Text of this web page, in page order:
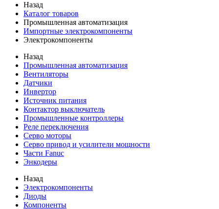
Назад
Каталог товаров
Промышленная автоматизация
Импортные электрокомпоненты
Электрокомпоненты
Назад
Промышленная автоматизация
Вентиляторы
Датчики
Инвертор
Источник питания
Контактор выключатель
Промышленные контроллеры
Реле переключения
Серво моторы
Серво привод и усилители мощности
Части Fanuc
Энкодеры
Назад
Электрокомпоненты
Диоды
Компоненты